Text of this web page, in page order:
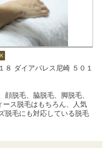
８ ダイアパレス尼崎 ５０１
脱毛、脇脱毛、脚脱毛、
ス脱毛はもちろん、人気
脱毛にも対応している脱毛